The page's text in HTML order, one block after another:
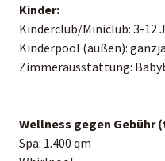
Kinder:
Kinderclub/Miniclub: 3-12
Kinderpool (außen):
Zimmerausstattung:
Wellness gegen Gebühr
Spa: 1.400 qm